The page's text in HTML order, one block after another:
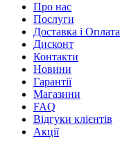
Про нас
Послуги
Доставка і Оплата
Дисконт
Контакти
Новини
Гарантії
Магазини
FAQ
Відгуки клієнтів
Акції